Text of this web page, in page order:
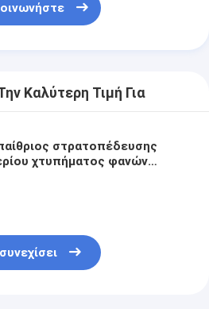
Καλύτερη Τιμή Για
στρατοπέδευσης
χτυπήματος φανών